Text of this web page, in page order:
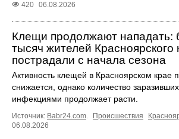
420 06.08.2026
Клещи продолжают нападать:
тысяч жителей Красноярского
пострадали с начала сезона
Активность клещей в Красноярском крае
снижается, однако количество
инфекциями продолжает расти.
Источник: Babr24.com. Происшествия
06.08.2026